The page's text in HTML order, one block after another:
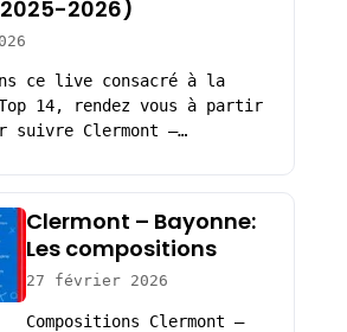
2026)
ce live consacré à la
14, rendez vous à partir
suivre Clermont –…
Clermont – Bayonne:
Les compositions
27 février 2026
Compositions Clermont –